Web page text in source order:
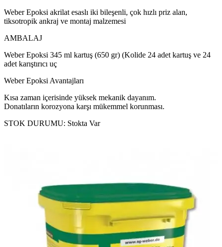
Weber Epoksi akrilat esaslı iki bileşenli, çok hızlı priz alan,
tiksotropik ankraj ve montaj malzemesi
AMBALAJ
Weber Epoksi 345 ml kartuş (650 gr) (Kolide 24 adet kartuş ve 24
adet karıştırıcı uç
Weber Epoksi Avantajları
Kısa zaman içerisinde yüksek mekanik dayanım.
Donatıların korozyona karşı mükemmel korunması.
STOK DURUMU: Stokta Var